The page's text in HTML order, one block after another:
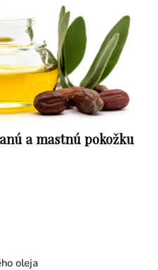
a mastnú pokožku
oleja